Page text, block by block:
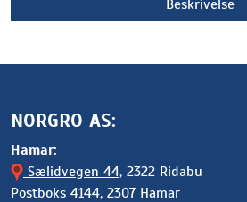
Beskrivelse
NORGRO AS:
Hamar:
Sælidvegen 44, 2322 Ridabu
Postboks 4144, 2307 Hamar